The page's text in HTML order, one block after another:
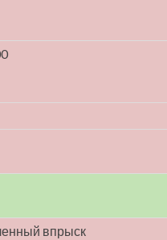
впрыск